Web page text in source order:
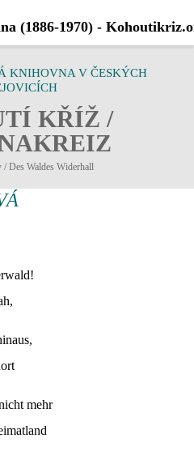
KNIHOVNA V ČESKÝCH
KŘÍŽ /
/ Des Waldes Widerhall
mehr
(1886-1970) -